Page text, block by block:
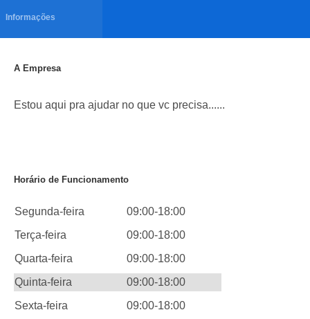
Informações
A Empresa
Estou aqui pra ajudar no que vc precisa......
Horário de Funcionamento
Segunda-feira
09:00-18:00
Terça-feira
09:00-18:00
Quarta-feira
09:00-18:00
Quinta-feira
09:00-18:00
Sexta-feira
09:00-18:00